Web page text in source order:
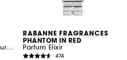
Coffret Eau de parfum pour femme
RABANNE FRAGRANCES
PHANTOM IN RED
Parfum Elixir
474